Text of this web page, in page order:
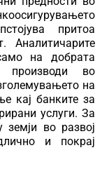
притоа
Аналитичарите
на добрата
производи во
на
кај банките за
услуги. За
во развој
и покрај